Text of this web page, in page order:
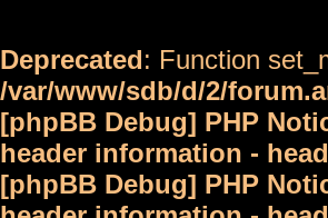
Deprecated: Function
/var/www/sdb/d/2/
[phpBB Debug] PHP
header information -
[phpBB Debug] PHP